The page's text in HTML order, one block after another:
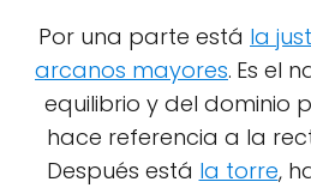
Por una parte está la
arcanos mayores. Es el
equilibrio y del dominio
hace referencia a la
Después está la torre,